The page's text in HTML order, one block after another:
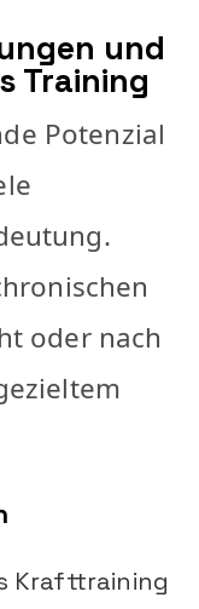
und
Training
Potenzial
oder nach
Krafttraining